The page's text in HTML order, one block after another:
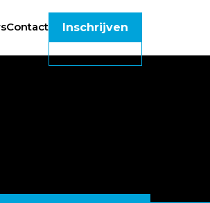
Contact Inschrijven